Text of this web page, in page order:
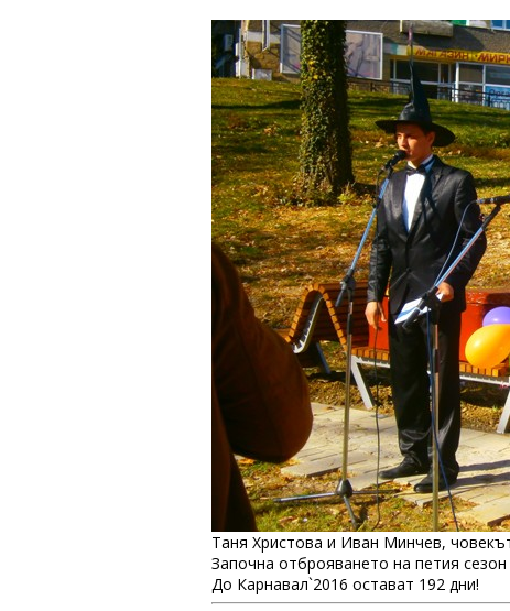
Таня Христова и Иван Минчев,
Започна отброяването на петия
До Карнавал`2016 остават 192 дни!